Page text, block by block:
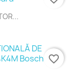
favorite_border